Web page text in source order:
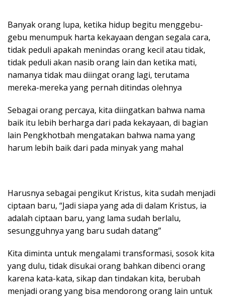
Banyak orang lupa, ketika hidup begitu menggebu-
gebu menumpuk harta kekayaan dengan segala cara,
tidak peduli apakah menindas orang kecil atau tidak,
tidak peduli akan nasib orang lain dan ketika mati,
namanya tidak mau diingat orang lagi, terutama
mereka-mereka yang pernah ditindas olehnya
Sebagai orang percaya, kita diingatkan bahwa nama
baik itu lebih berharga dari pada kekayaan, di bagian
lain Pengkhotbah mengatakan bahwa nama yang
harum lebih baik dari pada minyak yang mahal
Harusnya sebagai pengikut Kristus, kita sudah menjadi
ciptaan baru, “Jadi siapa yang ada di dalam Kristus, ia
adalah ciptaan baru, yang lama sudah berlalu,
sesungguhnya yang baru sudah datang”
Kita diminta untuk mengalami transformasi, sosok kita
yang dulu, tidak disukai orang bahkan dibenci orang
karena kata-kata, sikap dan tindakan kita, berubah
menjadi orang yang bisa mendorong orang lain untuk